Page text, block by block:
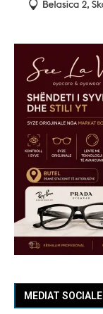
MEDIAT SOCIALE